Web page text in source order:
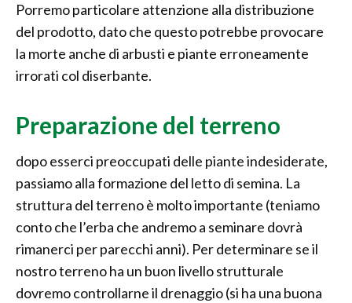
Porremo particolare attenzione alla distribuzione
del prodotto, dato che questo potrebbe provocare
la morte anche di arbusti e piante erroneamente
irrorati col diserbante.
Preparazione del terreno
dopo esserci preoccupati delle piante indesiderate,
passiamo alla formazione del letto di semina. La
struttura del terreno è molto importante (teniamo
conto che l’erba che andremo a seminare dovrà
rimanerci per parecchi anni). Per determinare se il
nostro terreno ha un buon livello strutturale
dovremo controllarne il drenaggio (si ha una buona